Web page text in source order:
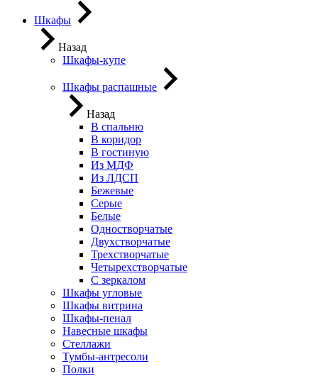
Шкафы
Назад
Шкафы-купе
Шкафы распашные
Назад
В спальню
В коридор
В гостиную
Из МДФ
Из ЛДСП
Бежевые
Серые
Белые
Одностворчатые
Двухстворчатые
Трехстворчатые
Четырехстворчатые
С зеркалом
Шкафы угловые
Шкафы витрина
Шкафы-пенал
Навесные шкафы
Стеллажи
Тумбы-антресоли
Полки